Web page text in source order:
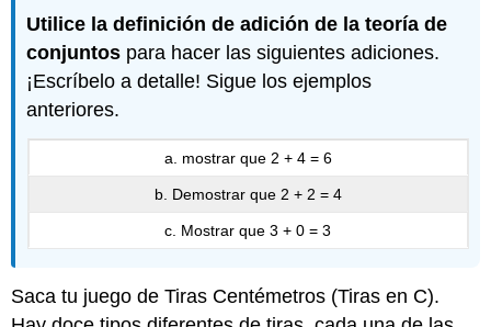
Utilice la definición de adición de la teoría de
conjuntos para hacer las siguientes adiciones.
¡Escríbelo a detalle! Sigue los ejemplos
anteriores.
a. mostrar que 2 + 4 = 6
b. Demostrar que 2 + 2 = 4
c. Mostrar que 3 + 0 = 3
Saca tu juego de Tiras Centémetros (Tiras en C).